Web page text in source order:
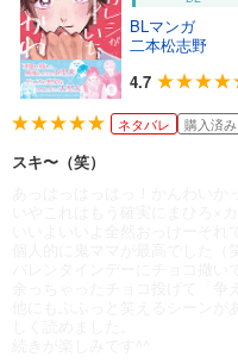
BLマンガ
二本松志野
4.7
ネタバレ 購入済み
スキ〜（笑）